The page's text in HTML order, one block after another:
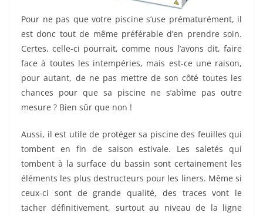
Pour ne pas que votre piscine s’use prématurément, il
est donc tout de même préférable d’en prendre soin.
Certes, celle-ci pourrait, comme nous l’avons dit, faire
face à toutes les intempéries, mais est-ce une raison,
pour autant, de ne pas mettre de son côté toutes les
chances pour que sa piscine ne s’abîme pas outre
mesure ? Bien sûr que non !
Aussi, il est utile de protéger sa piscine des feuilles qui
tombent en fin de saison estivale. Les saletés qui
tombent à la surface du bassin sont certainement les
éléments les plus destructeurs pour les liners. Même si
ceux-ci sont de grande qualité, des traces vont le
tacher définitivement, surtout au niveau de la ligne